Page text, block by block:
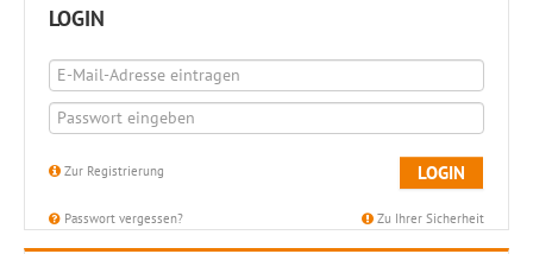
LOGIN
LOGIN
Zur Registrierung
Passwort vergessen? Zu Ihrer Sicherheit